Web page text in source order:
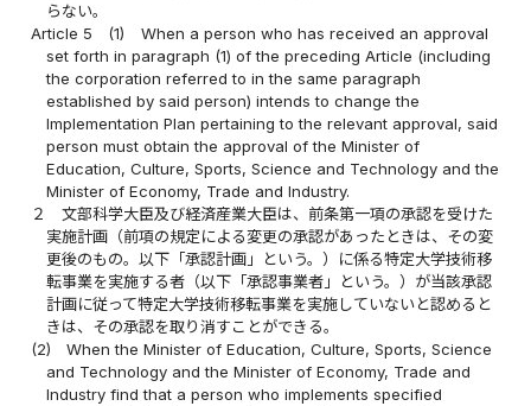
らない。
Article 5
(1)
When a person who has received an approval
set forth in paragraph (1) of the preceding Article (including
the corporation referred to in the same paragraph
established by said person) intends to change the
Implementation Plan pertaining to the relevant approval, said
person must obtain the approval of the Minister of
Education, Culture, Sports, Science and Technology and the
Minister of Economy, Trade and Industry.
２
文部科学大臣及び経済産業大臣は、前条第一項の承認を受けた
実施計画（前項の規定による変更の承認があったときは、その変
更後のもの。以下「承認計画」という。）に係る特定大学技術移
転事業を実施する者（以下「承認事業者」という。）が当該承認
計画に従って特定大学技術移転事業を実施していないと認めると
きは、その承認を取り消すことができる。
(2)
When the Minister of Education, Culture, Sports, Science
and Technology and the Minister of Economy, Trade and
Industry find that a person who implements specified